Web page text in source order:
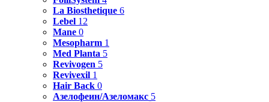
La Biosthetique 6
Lebel 12
Mane 0
Mesopharm 1
Med Planta 5
Revivogen 5
Revivexil 1
Hair Back 0
Азелофеин/Aзеломакс 5